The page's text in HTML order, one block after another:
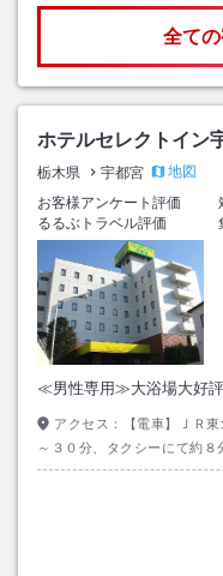
全て
ホテルセレクトイン
栃木県 宇都宮
地図
お客様アンケート評価
るるぶトラベル評価
≪男性専用≫大浴場大好
アクセス：
【電車】ＪＲ
～３０分、タクシーにて約
自動車道 宇都宮ＩＣより国